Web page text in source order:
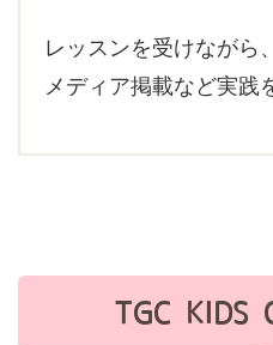
レッスンを受けながら
メディア掲載など実践
TGC KIDS